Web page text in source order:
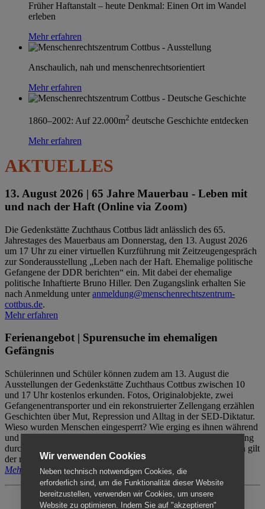
Früher Haftanstalt – heute Denkmal: Einen Ort im Wandel
erleben
Mehr erfahren
Anschaulich, nah und menschenrechtsorientiert
Mehr erfahren
1860–2002: Auf 22.000m2 deutsche Geschichte entdecken
Mehr erfahren
AKTUELLES
13. August 2026 | 65 Jahre Mauerbau - Leben mit
und nach der Haft (Online via Zoom)
Die Gedenkstätte Zuchthaus Cottbus lädt anlässlich des 65.
Jahrestages des Mauerbaus am Donnerstag, den 13. August 2026
um 17 Uhr zu einer virtuellen Kurzführung mit Zeitzeugengespräch
zur Sonderausstellung „Leben nach der Haft. Ehemalige politische
Gefangene der DDR berichten“ ein. Mit dabei der ehemalige
politische Inhaftierte Bruno Hiller. Den Zugangslink erhalten Sie
nach Anmeldung unteranmeldung@menschenrechtszentrum-
cottbus.de.
Mehr erfahren
Ferienangebot | Spurensuche im ehemaligen
Gefängnis
Schülerinnen und Schüler können zudem am 13. August die
Ausstellungen der Gedenkstätte Zuchthaus Cottbus zwischen 10
und 17 Uhr kostenlos erkunden. Fotos, Originalobjekte, zwei
Gefangenentransporter und ein rekonstruierter Zellengang erzählen
Geschichten über Mut, Repression und Alltag in der SED-Diktatur.
Wieso wurden Menschen eingesperrt? Wie erging es ihnen während
und nach der Haft? Der Besuch erfolgt individuell ohne Betreuung
durch das Menschenrechtszentrum Cottbus. Für Begleitpersonen gilt
der reguläre Eintritt (8€ / ermäßigt 5€).
Mehr erfahren
Wir verwenden Cookies
Neben technisch notwendigen Cookies, die
erforderlich sind, um die Funktionalität dieser Website
bereitzustellen, verwenden wir Cookies, um unsere
Website zu optimieren. Indem Sie auf "akzeptieren"